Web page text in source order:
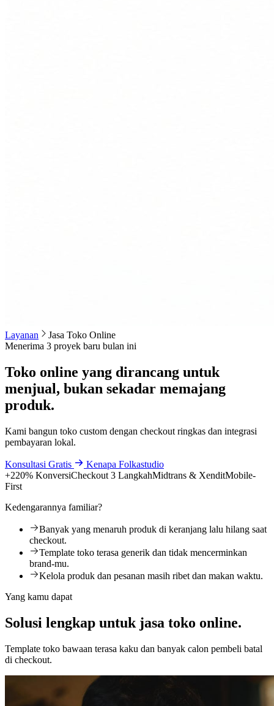
Layanan
Jasa Toko Online
Menerima 3 proyek baru bulan ini
Toko online yang dirancang untuk
menjual, bukan sekadar memajang
produk.
Kami bangun toko custom dengan checkout ringkas dan integrasi
pembayaran lokal.
Konsultasi Gratis
Kenapa Folkastudio
+220% KonversiCheckout 3 LangkahMidtrans & XenditMobile-
First
Kedengarannya familiar?
Banyak yang menaruh produk di keranjang lalu hilang saat
checkout.
Template toko terasa generik dan tidak mencerminkan
brand-mu.
Kelola produk dan pesanan masih ribet dan makan waktu.
Yang kamu dapat
Solusi lengkap untuk jasa toko online.
Template toko bawaan terasa kaku dan banyak calon pembeli batal
di checkout.